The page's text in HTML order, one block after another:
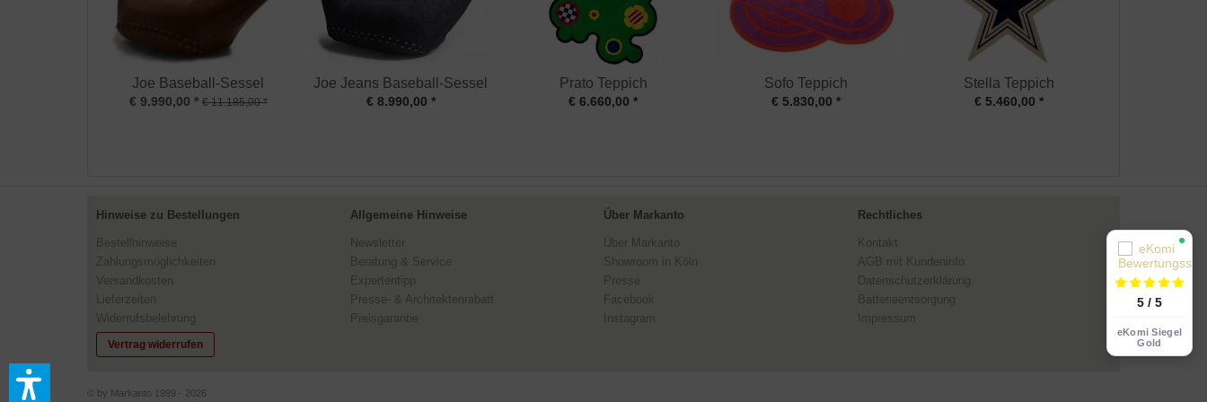
Joe Baseball-Sessel
€ 9.990,00 * € 11.185,00 *
Joe Jeans Baseball-Sessel
€ 8.990,00 *
Prato Teppich
€ 6.660,00 *
Sofo Teppich
€ 5.830,00 *
Stella Teppich
€ 5.460,00 *
Hinweise zu Bestellungen
Bestellhinweise
Zahlungsmöglichkeiten
Versandkosten
Lieferzeiten
Widerrufsbelehrung
Vertrag widerrufen
Allgemeine Hinweise
Newsletter
Beratung & Service
Expertentipp
Presse- & Architektenrabatt
Preisgarantie
Über Markanto
Über Markanto
Showroom in Köln
Presse
Facebook
Instagram
Rechtliches
Kontakt
AGB mit Kundeninfo
Datenschutzerklärung
Batterieentsorgung
Impressum
© by Markanto 1999 - 2026
5 / 5
eKomi Siegel
Gold